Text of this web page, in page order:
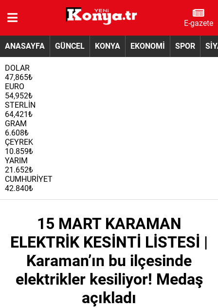
E-gazete
ANASAYFA GÜNCEL KONYA EKONOMİ SPOR
DOLAR
47,865₺
EURO
54,952₺
STERLİN
64,421₺
GRAM
6.608₺
ÇEYREK
10.859₺
YARIM
21.652₺
CUMHURİYET
42.840₺
15 MART KARAMAN
ELEKTRİK KESİNTİ LİSTESİ |
Karaman’ın bu ilçesinde
elektrikler kesiliyor! Medaş
açıkladı